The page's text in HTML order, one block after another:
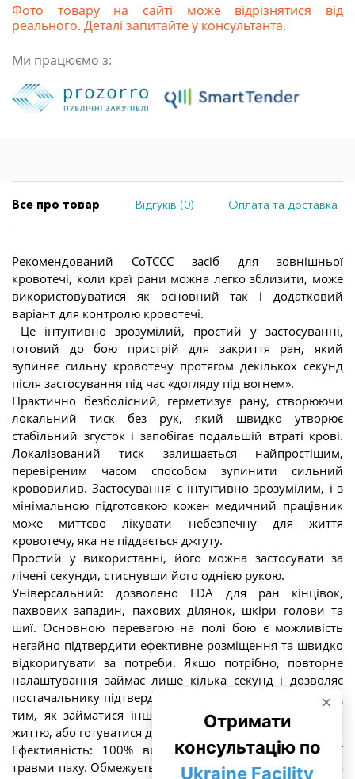
Фото товару на сайті може відрізнятися від
реального. Деталі запитайте у консультанта.
Ми працюємо з:
Все про товар Відгуків (0) Оплата та доставка
Рекомендований CoTCCC засіб для зовнішньої
кровотечі, коли краї рани можна легко зблизити, може
використовуватися як основний так і додатковий
варіант для контролю кровотечі.
Це інтуїтивно зрозумілий, простий у застосуванні,
готовий до бою пристрій для закриття ран, який
зупиняє сильну кровотечу протягом декількох секунд
після застосування під час «догляду під вогнем».
Практично безболісний, герметизує рану, створюючи
локальний тиск без рук, який швидко утворює
стабільний згусток і запобігає подальшій втраті крові.
Локалізований тиск залишається найпростішим,
перевіреним часом способом зупинити сильний
крововилив. Застосування є інтуїтивно зрозумілим, і з
мінімальною підготовкою кожен медичний працівник
може миттєво лікувати небезпечну для життя
кровотечу, яка не піддається джгуту.
Простий у використанні, його можна застосувати за
лічені секунди, стиснувши його однією рукою.
Універсальний: дозволено FDA для ран кінцівок,
пахвових западин, пахових ділянок, шкіри голови та
шиї. Основною перевагою на полі бою є можливість
негайно підтвердити ефективне розміщення та швидко
відкоригувати за потреби. Якщо потрібно, повторне
налаштування займає лише кілька секунд і дозволяє
постачальнику підтвердити ефективне лікування перед
тим, як займатися іншими травмами, що загрожують
життю, або готуватися до евакуації.
Ефективність: 100% виживання в моделі летальної
травми паху. Обмежується ранами, де краї шкіри можна